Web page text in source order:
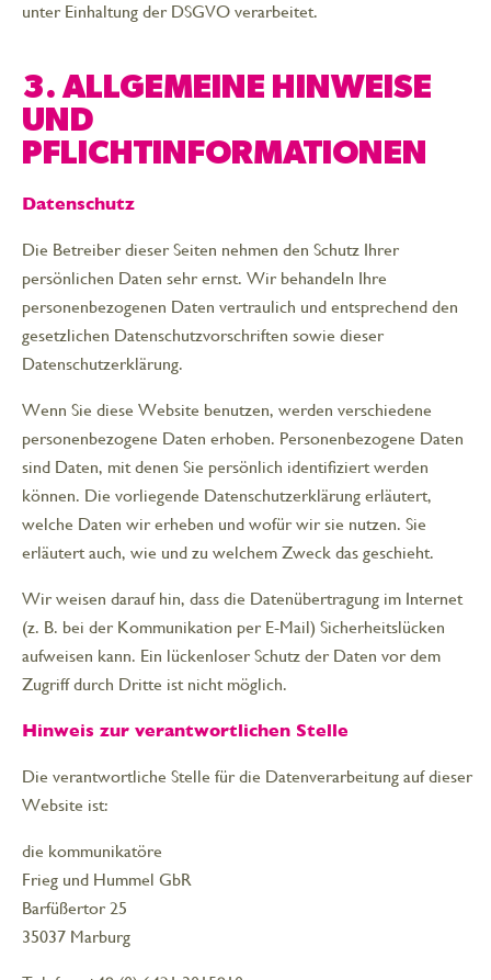
unter Einhaltung der DSGVO verarbeitet.
3. ALLGEMEINE HINWEISE
UND
PFLICHTINFORMATIONEN
Datenschutz
Die Betreiber dieser Seiten nehmen den Schutz Ihrer
persönlichen Daten sehr ernst. Wir behandeln Ihre
personenbezogenen Daten vertraulich und entsprechend den
gesetzlichen Datenschutzvorschriften sowie dieser
Datenschutzerklärung.
Wenn Sie diese Website benutzen, werden verschiedene
personenbezogene Daten erhoben. Personenbezogene Daten
sind Daten, mit denen Sie persönlich identifiziert werden
können. Die vorliegende Datenschutzerklärung erläutert,
welche Daten wir erheben und wofür wir sie nutzen. Sie
erläutert auch, wie und zu welchem Zweck das geschieht.
Wir weisen darauf hin, dass die Datenübertragung im Internet
(z. B. bei der Kommunikation per E-Mail) Sicherheitslücken
aufweisen kann. Ein lückenloser Schutz der Daten vor dem
Zugriff durch Dritte ist nicht möglich.
Hinweis zur verantwortlichen Stelle
Die verantwortliche Stelle für die Datenverarbeitung auf dieser
Website ist:
die kommunikatöre
Frieg und Hummel GbR
Barfüßertor 25
35037 Marburg